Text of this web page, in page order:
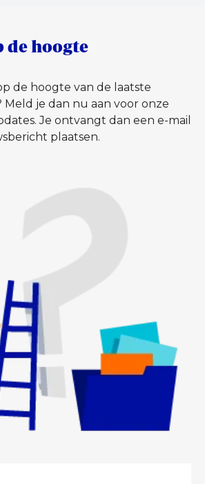
hoogte
de hoogte van de laatste
je dan nu aan voor onze
Je ontvangt dan een e-mail
plaatsen.